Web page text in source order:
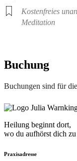
Kostenfreies
Meditation
Buchung
Buchungen sind für
Heilung beginnt dort,
wo du aufhörst dich
Praxisadresse